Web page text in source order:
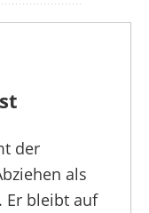
der
als
Er bleibt auf